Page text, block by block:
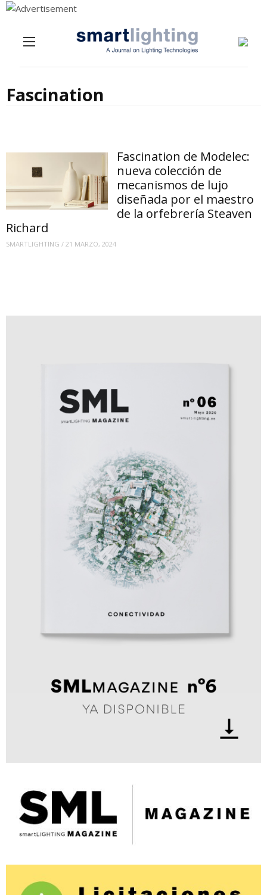
Fascination
Fascination de Modelec:
nueva colección de
mecanismos de lujo
diseñada por el maestro
de la orfebrería Steaven
Richard
SMARTLIGHTING / 21 MARZO, 2024